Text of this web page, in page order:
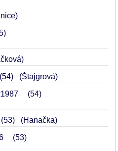
54 (Štajgrová)
1987
54
53 (Hanačka)
53